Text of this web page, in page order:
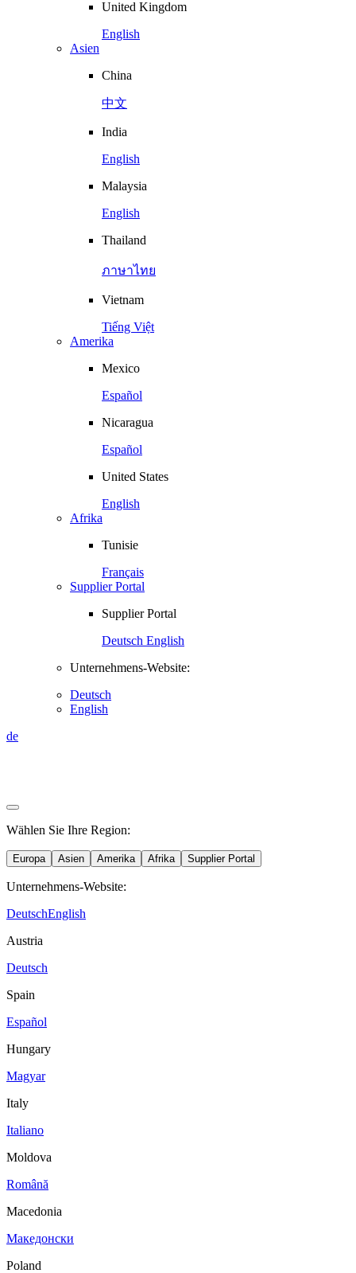
United Kingdom
English
Asien
China
中文
India
English
Malaysia
English
Thailand
ภาษาไทย
Vietnam
Tiếng Việt
Amerika
Mexico
Español
Nicaragua
Español
United States
English
Afrika
Tunisie
Français
Supplier Portal
Supplier Portal
Deutsch English
Unternehmens-Website:
Deutsch
English
de
Wählen Sie Ihre Region:
Europa Asien Amerika Afrika Supplier Portal
Unternehmens-Website:
DeutschEnglish
Austria
Deutsch
Spain
Español
Hungary
Magyar
Italy
Italiano
Moldova
Română
Macedonia
Македонски
Poland